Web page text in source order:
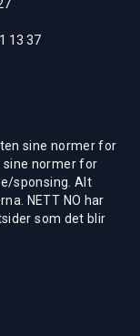
13 37
sine normer for
sine normer for
sponsing. Alt
NETT NO har
som det blir